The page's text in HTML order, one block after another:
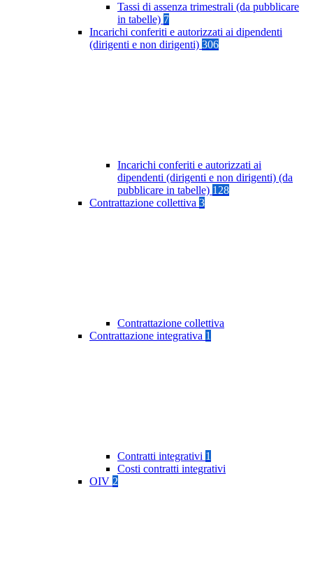
Tassi di assenza trimestrali (da pubblicare
in tabelle) 7
Incarichi conferiti e autorizzati ai dipendenti
(dirigenti e non dirigenti) 306
Incarichi conferiti e autorizzati ai
dipendenti (dirigenti e non dirigenti) (da
pubblicare in tabelle) 128
Contrattazione collettiva 3
Contrattazione collettiva
Contrattazione integrativa 1
Contratti integrativi 1
Costi contratti integrativi
OIV 2